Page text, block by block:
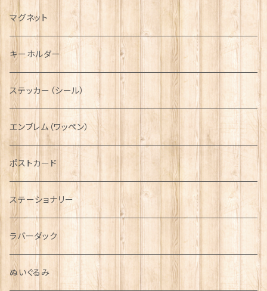
キャスケット
ディアストーカー
ニット帽
タータン【Bronte by Moon】
タータン【Glencroft】
ボタンラップマフラー【Aran Traditions】
サッシュ
スカーフ
ファッションマスク
チャーム
その他のアクセサリー
ラブスプーン【SION LLEWELLYN】
ラブスプーン【PAUL CURTIS】
ファブリック
ペーパーナプキン
ティーコジー
その他テーブルウェア
ジェネラルデザイン
乗り物
動物＆植物
国旗＆紋章
音楽＆楽器
運動＆人物
シンボル
ミリタリー
NAVY
AIRFORCE
ARMY
ピューター
マグネット
キーホルダー
ステッカー（シール）
エンブレム（ワッペン）
ポストカード
ステーショナリー
ラバーダック
ぬいぐるみ